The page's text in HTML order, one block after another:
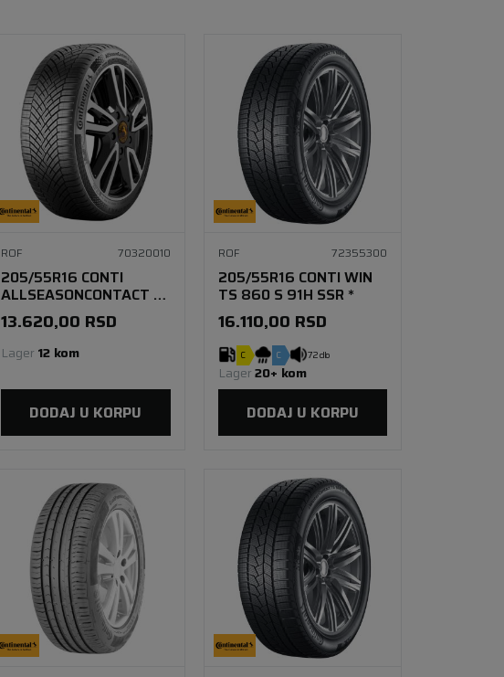
ROF 70320010
205/55R16 CONTI
ALLSEASONCONTACT 2
94V XL SSR
13.620,00 RSD
Lager 12 kom
DODAJ U KORPU
ROF 72355300
205/55R16 CONTI WIN
TS 860 S 91H SSR *
16.110,00 RSD
C C 72 db
Lager 20+ kom
DODAJ U KORPU